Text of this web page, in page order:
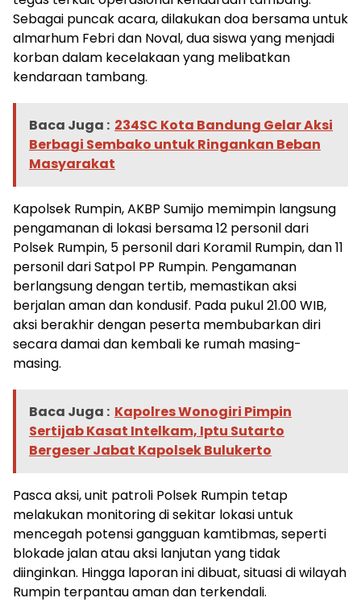
Sebagai puncak acara, dilakukan doa bersama untuk
almarhum Febri dan Noval, dua siswa yang menjadi
korban dalam kecelakaan yang melibatkan
kendaraan tambang.
Baca Juga : 234SC Kota Bandung Gelar Aksi
Berbagi Sembako untuk Ringankan Beban
Masyarakat
Kapolsek Rumpin, AKBP Sumijo memimpin langsung
pengamanan di lokasi bersama 12 personil dari
Polsek Rumpin, 5 personil dari Koramil Rumpin, dan 11
personil dari Satpol PP Rumpin. Pengamanan
berlangsung dengan tertib, memastikan aksi
berjalan aman dan kondusif. Pada pukul 21.00 WIB,
aksi berakhir dengan peserta membubarkan diri
secara damai dan kembali ke rumah masing-
masing.
Baca Juga : Kapolres Wonogiri Pimpin
Sertijab Kasat Intelkam, Iptu Sutarto
Bergeser Jabat Kapolsek Bulukerto
Pasca aksi, unit patroli Polsek Rumpin tetap
melakukan monitoring di sekitar lokasi untuk
mencegah potensi gangguan kamtibmas, seperti
blokade jalan atau aksi lanjutan yang tidak
diinginkan. Hingga laporan ini dibuat, situasi di wilayah
Rumpin terpantau aman dan terkendali.